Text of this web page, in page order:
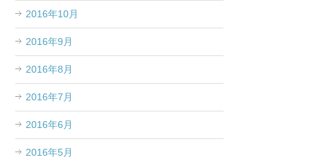
2016年10月
2016年9月
2016年8月
2016年7月
2016年6月
2016年5月